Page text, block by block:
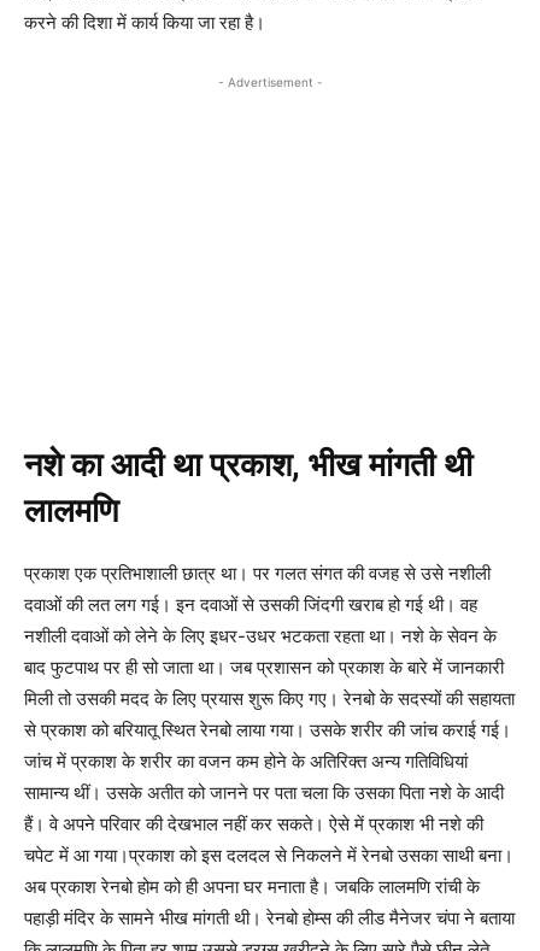
करने की दिशा में कार्य किया जा रहा है।
- Advertisement -
नशे का आदी था प्रकाश, भीख मांगती थी
लालमणि
प्रकाश एक प्रतिभाशाली छात्र था। पर गलत संगत की वजह से उसे नशीली
दवाओं की लत लग गई। इन दवाओं से उसकी जिंदगी खराब हो गई थी। वह
नशीली दवाओं को लेने के लिए इधर-उधर भटकता रहता था। नशे के सेवन के
बाद फुटपाथ पर ही सो जाता था। जब प्रशासन को प्रकाश के बारे में जानकारी
मिली तो उसकी मदद के लिए प्रयास शुरू किए गए। रेनबो के सदस्यों की सहायता
से प्रकाश को बरियातू स्थित रेनबो लाया गया। उसके शरीर की जांच कराई गई।
जांच में प्रकाश के शरीर का वजन कम होने के अतिरिक्त अन्य गतिविधियां
सामान्य थीं। उसके अतीत को जानने पर पता चला कि उसका पिता नशे के आदी
हैं। वे अपने परिवार की देखभाल नहीं कर सकते। ऐसे में प्रकाश भी नशे की
चपेट में आ गया।प्रकाश को इस दलदल से निकलने में रेनबो उसका साथी बना।
अब प्रकाश रेनबो होम को ही अपना घर मनाता है। जबकि लालमणि रांची के
पहाड़ी मंदिर के सामने भीख मांगती थी। रेनबो होम्स की लीड मैनेजर चंपा ने बताया